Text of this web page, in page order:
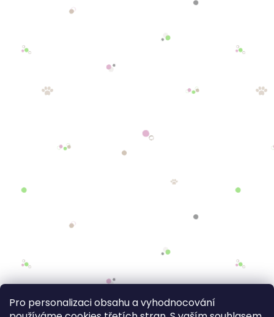
Pro personalizaci obsahu a vyhodnocování